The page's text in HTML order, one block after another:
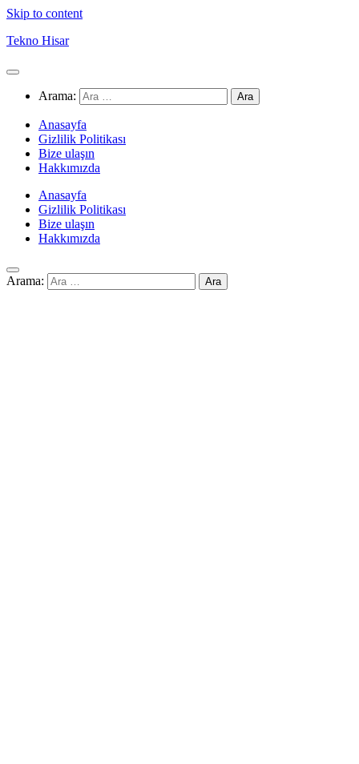
Skip to content
Tekno Hisar
Arama:
Anasayfa
Gizlilik Politikası
Bize ulaşın
Hakkımızda
Anasayfa
Gizlilik Politikası
Bize ulaşın
Hakkımızda
Arama: